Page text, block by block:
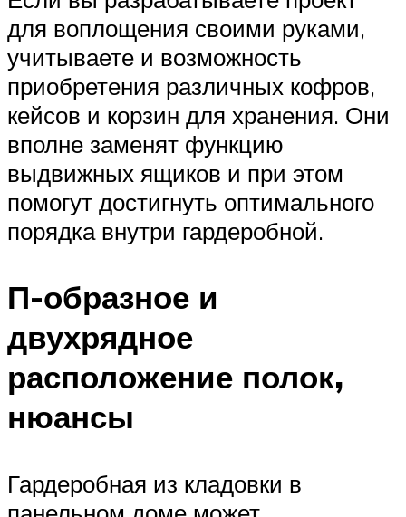
для воплощения своими руками,
учитываете и возможность
приобретения различных кофров,
кейсов и корзин для хранения. Они
вполне заменят функцию
выдвижных ящиков и при этом
помогут достигнуть оптимального
порядка внутри гардеробной.
П-образное и
двухрядное
расположение полок,
нюансы
Гардеробная из кладовки в